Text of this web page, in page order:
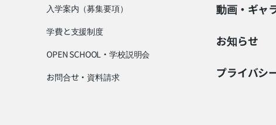
入学案内（募集要項）
学費と支援制度
OPEN SCHOOL・学校説明会
お問合せ・資料請求
動画・ギャ
お知らせ
プライバシ